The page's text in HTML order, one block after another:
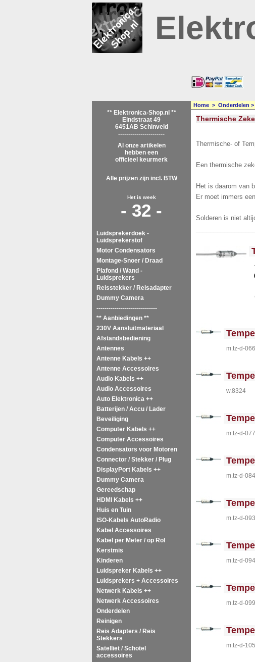
** Elektronica-Shop.nl **
Eindstraat 49
6451AB Schinveld
-----------------------
Al onze artikelen
hebben een
officieel keurmerk
Alle prijzen zijn incl. BTW
Het is week
- 32 -
Luidsprekerdoek -
Luidsprekerstof
Motor Condensators
Montage-Snoer / Draad
Plafond / Wand -
Luidsprekers
Reisstekker / Reisadapter
Dummy Camera
------------------------------
** Aanbiedingen **
230V Aansluitmateriaal
Afstandsbediening
Antennes
Antenne Kabels ++
Antenne Accessoires
Audio Kabels ++
Audio Accessoires
Auto Elektronica ++
Batterijen / Accu / Lader
Beveiliging
Computer Kabels ++
Computer Accessoires
Condensators voor Motoren
Connector / Stekker / Plug
DisplayPort Kabels ++
Dummy Camera
Gereedschap
HDMI Kabels ++
Huis en Tuin
ISO-Kabels AutoRadio
Kabel Accessoires
Kabel per Meter / op Rol
Kerstmis
Kinderen
Luidspreker Kabels ++
Luidsprekers + Accessoires
Netwerk Kabels ++
Netwerk Accessoires
Onderdelen
Reinigen
Reis Adapters / Reis
Stekkers
Satelliet / Schotel
accessoires
Home > Onderdelen >
Thermische
Thermische- of
Een thermische
Het is daarom van
Er moet immers
Solderen is niet
<!-- MakeFullWidth0 --><!-- MakeFullWidth1 --
m.tz-d-066
<!-- MakeFullWidth0 --><!-- MakeFullWidth1 --
w.8324
<!-- MakeFullWidth0 --><!-- MakeFullWidth1 --
m.tz-d-077
<!-- MakeFullWidth0 --><!-- MakeFullWidth1 --
m.tz-d-084
<!-- MakeFullWidth0 --><!-- MakeFullWidth1 --
m.tz-d-093
<!-- MakeFullWidth0 --><!-- MakeFullWidth1 --
m.tz-d-094
<!-- MakeFullWidth0 --><!-- MakeFullWidth1 --
m.tz-d-099
<!-- MakeFullWidth0 --><!-- MakeFullWidth1 --
m.tz-d-105